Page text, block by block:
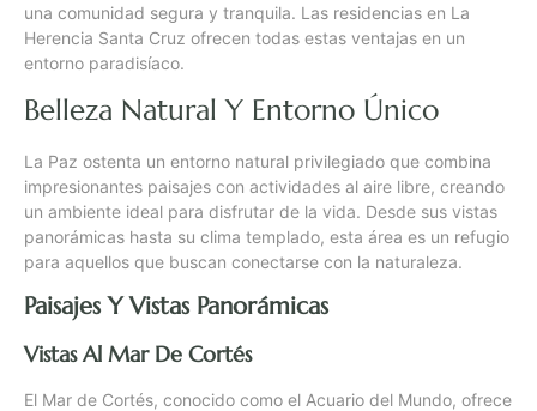
una comunidad segura y tranquila. Las residencias en La
Herencia Santa Cruz ofrecen todas estas ventajas en un
entorno paradisíaco.
Belleza Natural Y Entorno Único
La Paz ostenta un entorno natural privilegiado que combina
impresionantes paisajes con actividades al aire libre, creando
un ambiente ideal para disfrutar de la vida. Desde sus vistas
panorámicas hasta su clima templado, esta área es un refugio
para aquellos que buscan conectarse con la naturaleza.
Paisajes Y Vistas Panorámicas
Vistas Al Mar De Cortés
El Mar de Cortés, conocido como el Acuario del Mundo, ofrece